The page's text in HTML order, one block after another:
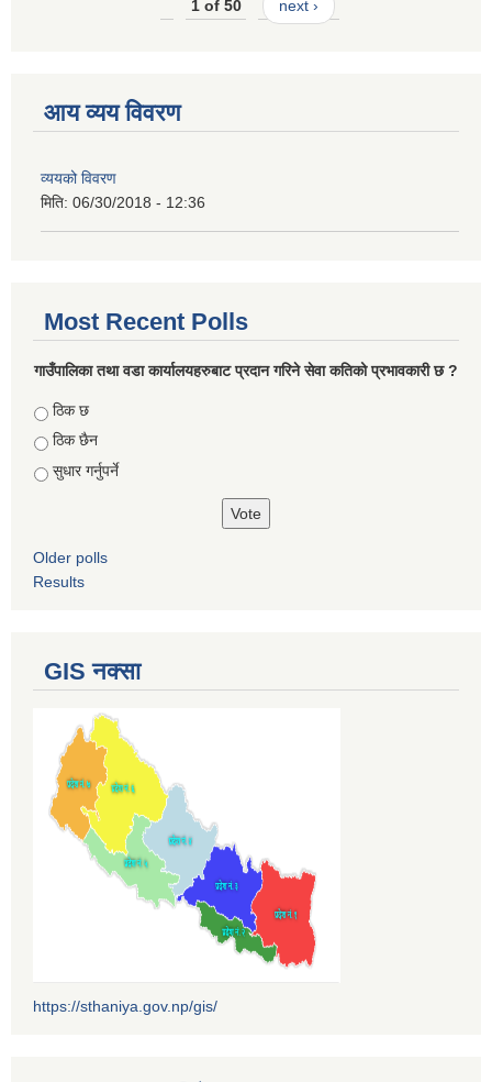
1 of 50 next ›
आय व्यय विवरण
व्ययको विवरण
मिति: 06/30/2018 - 12:36
Most Recent Polls
गाउँपालिका तथा वडा कार्यालयहरुबाट प्रदान गरिने सेवा कतिको प्रभावकारी छ ?
Choices
ठिक छ
ठिक छैन
सुधार गर्नुपर्ने
Older polls
Results
GIS नक्सा
https://sthaniya.gov.np/gis/